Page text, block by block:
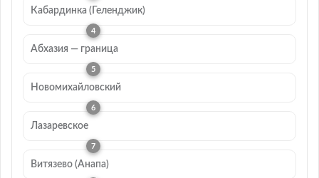
Кабардинка (Геленджик)
Абхазия — граница
Новомихайловский
Лазаревское
Витязево (Анапа)